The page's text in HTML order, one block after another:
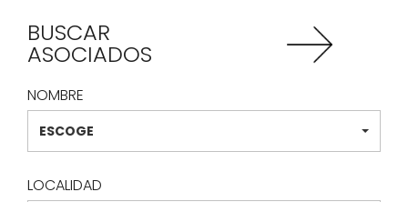
BUSCAR
ASOCIADOS
NOMBRE
ESCOGE
LOCALIDAD